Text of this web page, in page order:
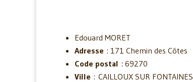
Edouard MORET
Adresse : 171 Chemin des Côtes
Code postal : 69270
Ville : CAILLOUX SUR FONTAINES